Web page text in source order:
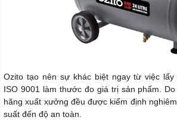
Ozito tạo nên sự khác biệt ngay từ việc
ISO 9001 làm thước đo giá trị sản phẩm.
hãng xuất xưởng đều được kiểm định
suất đến độ an toàn.